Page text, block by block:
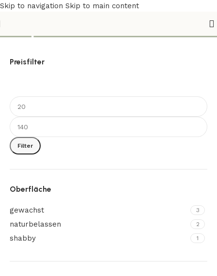
Skip to navigation Skip to main content
Preisfilter
Filter
Oberfläche
gewachst 3
naturbelassen 2
shabby 1